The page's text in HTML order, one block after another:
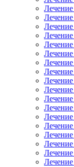
Лечение
Лечение
Лечение
Лечение
Лечение
Лечение
Лечение
Лечение
Лечение